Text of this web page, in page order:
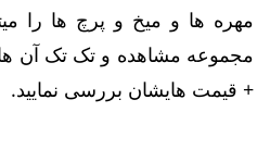
مهره ها و میخ و پرچ ها را
مجموعه مشاهده و تک تک آن
+ قیمت هایشان بررسی نمایید.